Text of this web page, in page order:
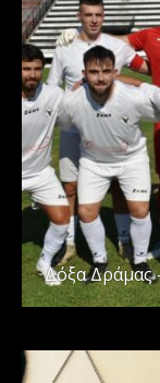
Δόξα Δράμας